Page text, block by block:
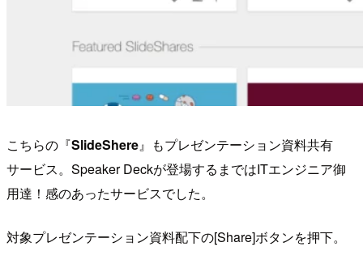
こちらの『SlideShere』もプレゼンテーション資料共有
サービス。Speaker Deckが登場するまではITエンジニア御
用達！感のあったサービスでした。
対象プレゼンテーション資料配下の[Share]ボタンを押下。